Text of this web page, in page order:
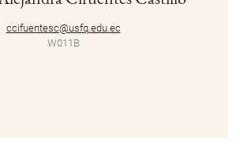
ccifuentesc@usfq.edu.ec
W011B